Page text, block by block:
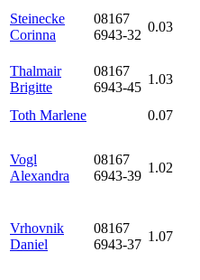
Steinecke
Corinna
08167
6943-32
0.03
Thalmair
Brigitte
08167
6943-45
1.03
Toth Marlene
0.07
Vogl
Alexandra
08167
6943-39
1.02
Vrhovnik
Daniel
08167
6943-37
1.07